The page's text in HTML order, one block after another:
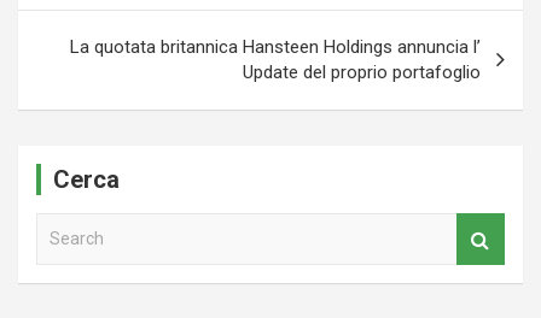
La quotata britannica Hansteen Holdings annuncia l’
Update del proprio portafoglio
Cerca